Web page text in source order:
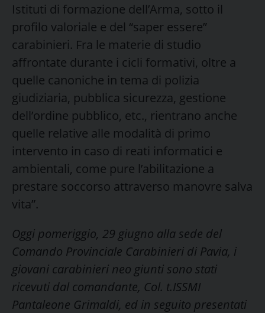
Istituti di formazione dell’Arma, sotto il
profilo valoriale e del “saper essere”
carabinieri. Fra le materie di studio
affrontate durante i cicli formativi, oltre a
quelle canoniche in tema di polizia
giudiziaria, pubblica sicurezza, gestione
dell’ordine pubblico, etc., rientrano anche
quelle relative alle modalità di primo
intervento in caso di reati informatici e
ambientali, come pure l’abilitazione a
prestare soccorso attraverso manovre salva
vita”.
Oggi pomeriggio, 29 giugno alla sede del
Comando Provinciale Carabinieri di Pavia, i
giovani carabinieri neo giunti sono stati
ricevuti dal comandante, Col. t.ISSMI
Pantaleone Grimaldi, ed in seguito presentati